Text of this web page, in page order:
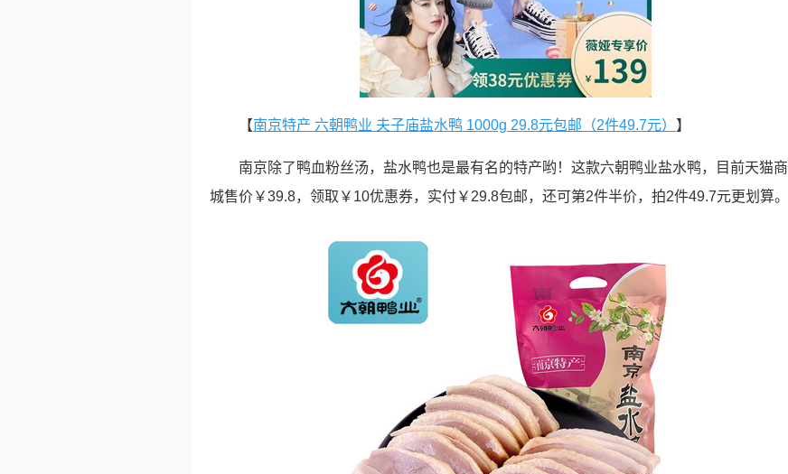
【南京特产 六朝鸭业 夫子庙盐水鸭 1000g 29.8元包邮（2件49.7元） 】
南京除了鸭血粉丝汤，盐水鸭也是最有名的特产哟！这款六朝鸭业盐水鸭，目前天猫商
城售价￥39.8，领取￥10优惠券，实付￥29.8包邮，还可第2件半价，拍2件49.7元更划算。